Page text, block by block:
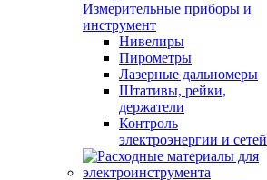
Измерительные приборы и
инструмент
Нивелиры
Пирометры
Лазерные дальномеры
Штативы, рейки,
держатели
Контроль
электроэнергии и сетей